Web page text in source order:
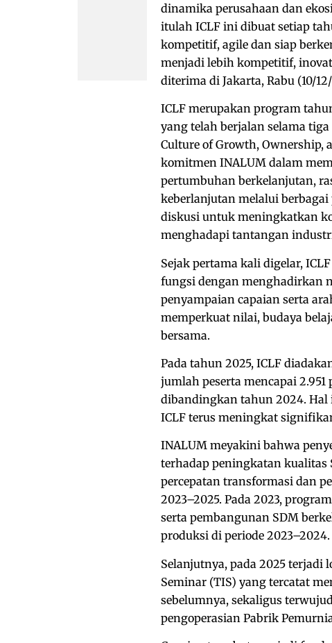
dinamika perusahaan dan
itulah ICLF ini dibuat setiap
kompetitif, agile dan siap
menjadi lebih kompetitif,
diterima di Jakarta, Rabu (10/
ICLF merupakan program
yang telah berjalan selama
Culture of Growth, Ownership,
komitmen INALUM dalam
pertumbuhan berkelanjutan,
keberlanjutan melalui
diskusi untuk meningkatkan
menghadapi tantangan
Sejak pertama kali digelar,
fungsi dengan menghadirkan
penyampaian capaian serta
memperkuat nilai, budaya
bersama.
Pada tahun 2025, ICLF
jumlah peserta mencapai
dibandingkan tahun 2024.
ICLF terus meningkat
INALUM meyakini bahwa
terhadap peningkatan kualitas
percepatan transformasi dan
2023–2025. Pada 2023,
serta pembangunan SDM
produksi di periode 2023–2024.
Selanjutnya, pada 2025
Seminar (TIS) yang tercatat
sebelumnya, sekaligus
pengoperasian Pabrik